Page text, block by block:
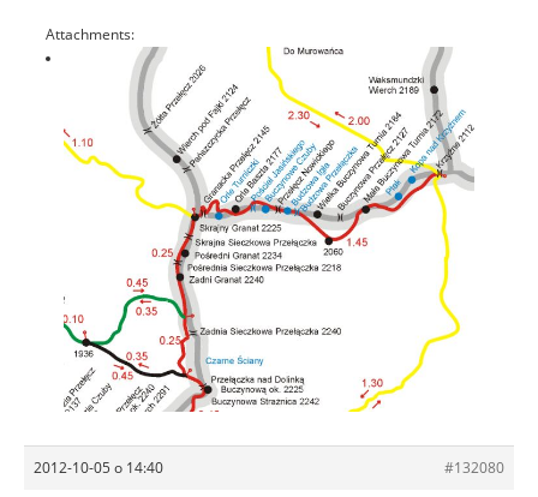
Attachments:
2012-10-05 o 14:40 #132080